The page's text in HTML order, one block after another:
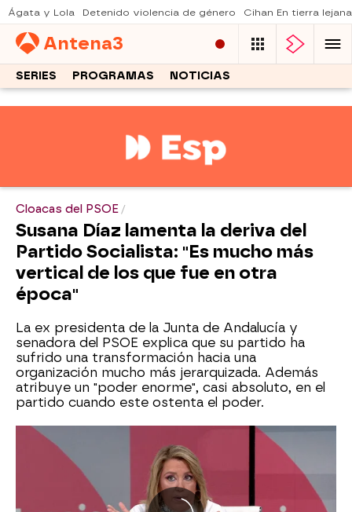
Ágata y Lola Detenido violencia de género Cihan En tierra lejana
Antena3
SERIES PROGRAMAS NOTICIAS
Cloacas del PSOE
Susana Díaz lamenta la deriva del
Partido Socialista: "Es mucho más
vertical de los que fue en otra
época"
La ex presidenta de la Junta de Andalucía y
senadora del PSOE explica que su partido ha
sufrido una transformación hacia una
organización mucho más jerarquizada. Además
atribuye un "poder enorme", casi absoluto, en el
partido cuando este ostenta el poder.